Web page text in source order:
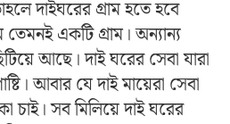
দাইঘরের গ্রাম হতে হবে
তেমনই একটি গ্রাম। অন্যান্য
আছে। দাই ঘরের সেবা যারা
আবার যে দাই মায়েরা সেবা
চাই। সব মিলিয়ে দাই ঘরের